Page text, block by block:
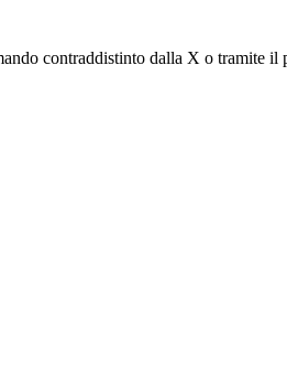
contraddistinto dalla X o tramite